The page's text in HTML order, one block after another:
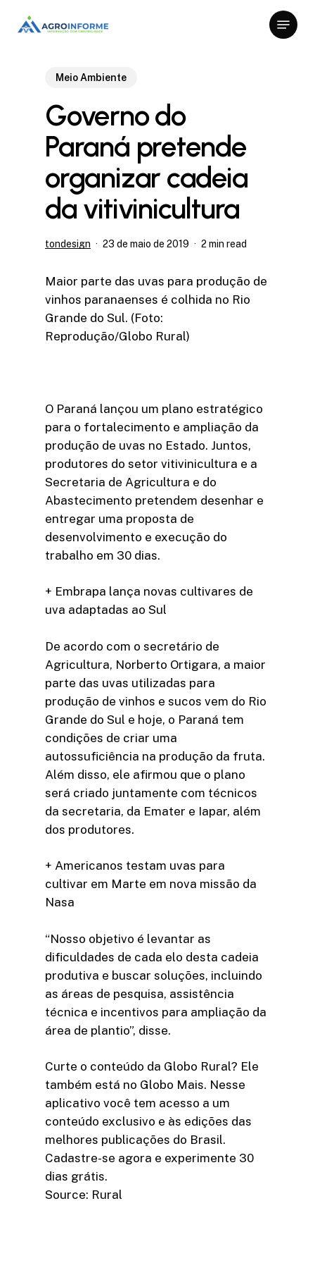
Menu
Meio Ambiente
Governo do
Paraná pretende
organizar cadeia
da vitivinicultura
tondesign 23 de maio de 2019 2 min read
Maior parte das uvas para produção de
vinhos paranaenses é colhida no Rio
Grande do Sul. (Foto:
Reprodução/Globo Rural)
O Paraná lançou um plano estratégico
para o fortalecimento e ampliação da
produção de uvas no Estado. Juntos,
produtores do setor vitivinicultura e a
Secretaria de Agricultura e do
Abastecimento pretendem desenhar e
entregar uma proposta de
desenvolvimento e execução do
trabalho em 30 dias.
+ Embrapa lança novas cultivares de
uva adaptadas ao Sul
De acordo com o secretário de
Agricultura, Norberto Ortigara, a maior
parte das uvas utilizadas para
produção de vinhos e sucos vem do Rio
Grande do Sul e hoje, o Paraná tem
condições de criar uma
autossuficiência na produção da fruta.
Além disso, ele afirmou que o plano
será criado juntamente com técnicos
da secretaria, da Emater e Iapar, além
dos produtores.
+ Americanos testam uvas para
cultivar em Marte em nova missão da
Nasa
“Nosso objetivo é levantar as
dificuldades de cada elo desta cadeia
produtiva e buscar soluções, incluindo
as áreas de pesquisa, assistência
técnica e incentivos para ampliação da
área de plantio”, disse.
Curte o conteúdo da Globo Rural? Ele
também está no Globo Mais. Nesse
aplicativo você tem acesso a um
conteúdo exclusivo e às edições das
melhores publicações do Brasil.
Cadastre-se agora e experimente 30
dias grátis.
Source: Rural